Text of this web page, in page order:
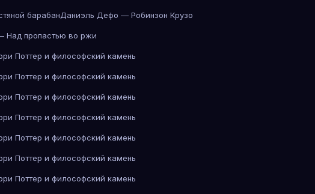
барабанДаниэль Дефо — Робинзон Крузо
пропастью во ржи
Поттер и философский камень
Поттер и философский камень
Поттер и философский камень
Поттер и философский камень
Поттер и философский камень
Поттер и философский камень
Поттер и философский камень